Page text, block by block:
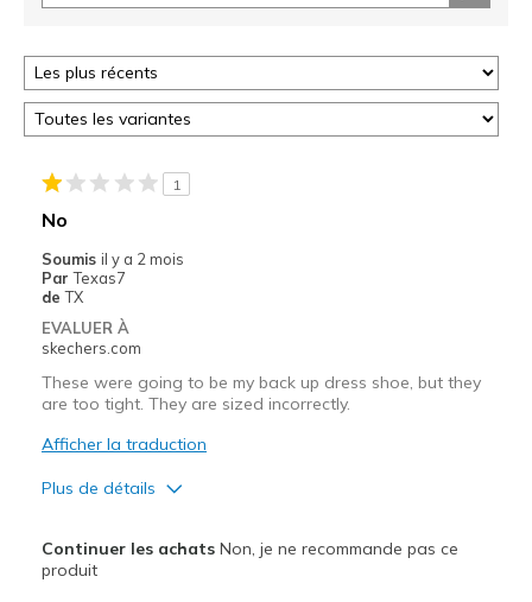
1
No
Soumis il y a 2 mois
Par Texas7
de TX
EVALUER À
skechers.com
These were going to be my back up dress shoe, but they
are too tight. They are sized incorrectly.
Afficher la traduction
Plus de détails
Sizing
Feels full size too small
Continuer les achatsNon, je ne recommande pas ce
produit